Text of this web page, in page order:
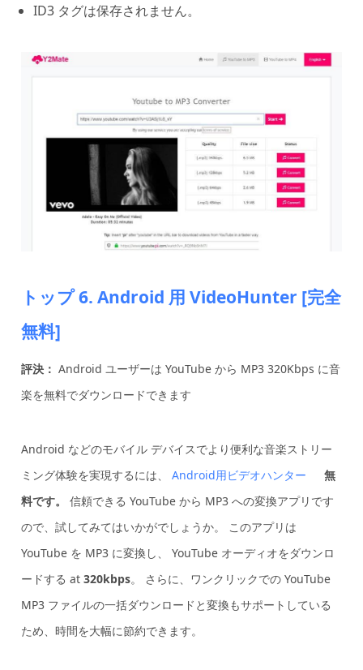
ID3 タグは保存されません。
トップ 6. Android 用 VideoHunter [完全
無料]
評決：Android ユーザーは YouTube から MP3 320Kbps に音
楽を無料でダウンロードできます
Android などのモバイル デバイスでより便利な音楽ストリー
ミング体験を実現するには、Android用ビデオハンター
無
料です。
信頼できる YouTube から MP3 への変換アプリです
ので、試してみてはいかがでしょうか。 このアプリは
YouTube を MP3 に変換し、YouTube オーディオをダウンロ
ードする at320kbps。 さらに、ワンクリックでの YouTube
MP3 ファイルの一括ダウンロードと変換もサポートしている
ため、時間を大幅に節約できます。